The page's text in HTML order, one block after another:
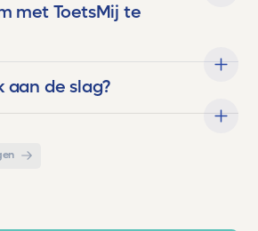
met ToetsMij te
aan de slag?